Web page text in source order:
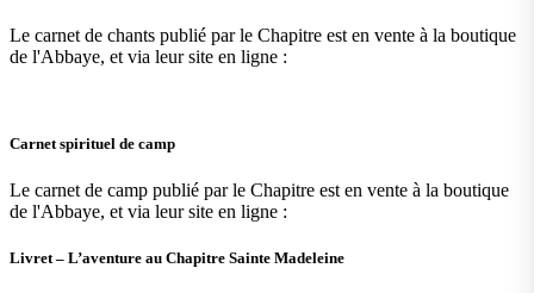
Le carnet de chants publié par le Chapitre est en vente à la boutique
de l'Abbaye, et via leur site en ligne :
Carnet spirituel de camp
Le carnet de camp publié par le Chapitre est en vente à la boutique
de l'Abbaye, et via leur site en ligne :
Livret – L’aventure au Chapitre Sainte Madeleine